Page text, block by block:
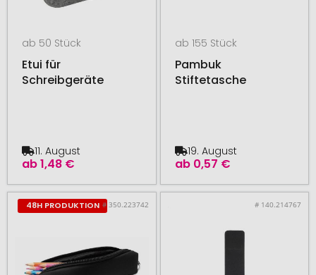
ab 50 Stück
Etui für
Schreibgeräte
ab1,48 €
11. August
ab 155 Stück
Pambuk
Stiftetasche
ab 0,57 €
19. August
48H PRODUKTION # 350.223742 # 140.214767